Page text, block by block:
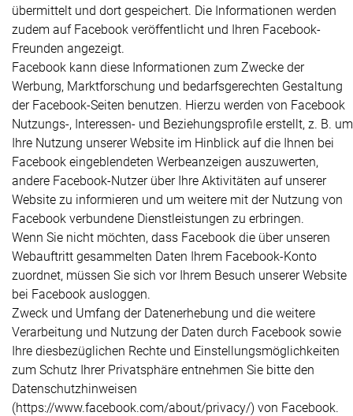
übermittelt und dort gespeichert. Die Informationen werden
zudem auf Facebook veröffentlicht und Ihren Facebook-
Freunden angezeigt.
Facebook kann diese Informationen zum Zwecke der
Werbung, Marktforschung und bedarfsgerechten Gestaltung
der Facebook-Seiten benutzen. Hierzu werden von Facebook
Nutzungs-, Interessen- und Beziehungsprofile erstellt, z. B. um
Ihre Nutzung unserer Website im Hinblick auf die Ihnen bei
Facebook eingeblendeten Werbeanzeigen auszuwerten,
andere Facebook-Nutzer über Ihre Aktivitäten auf unserer
Website zu informieren und um weitere mit der Nutzung von
Facebook verbundene Dienstleistungen zu erbringen.
Wenn Sie nicht möchten, dass Facebook die über unseren
Webauftritt gesammelten Daten Ihrem Facebook-Konto
zuordnet, müssen Sie sich vor Ihrem Besuch unserer Website
bei Facebook ausloggen.
Zweck und Umfang der Datenerhebung und die weitere
Verarbeitung und Nutzung der Daten durch Facebook sowie
Ihre diesbezüglichen Rechte und Einstellungsmöglichkeiten
zum Schutz Ihrer Privatsphäre entnehmen Sie bitte den
Datenschutzhinweisen
(https://www.facebook.com/about/privacy/) von Facebook.